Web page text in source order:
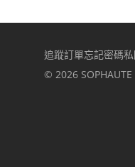
追蹤訂單忘記密碼
© 2026